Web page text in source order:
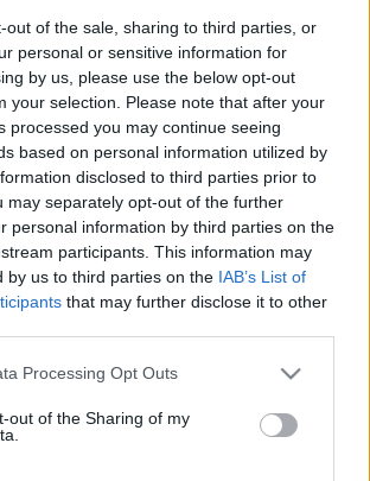
out of the sale, sharing to third parties, or
personal or sensitive information for
by us, please use the below opt-out
your selection. Please note that after your
processed you may continue seeing
based on personal information utilized by
disclosed to third parties prior to
may separately opt-out of the further
personal information by third parties on the
participants. This information may
by us to third parties on the IAB’s List of
that may further disclose it to other
website/app uses one or more Google
visit or usage behaviour. You may click to
to Google and its third-party tags to
below specified purposes in below Google
Processing Opt Outs
out of the Sharing of my
lankadt az érdeklődés, online is
volna jegyet venni, hogy színház
rendszerei a túlterhelés miatt
3 nap alatt 33 előadásra keltek